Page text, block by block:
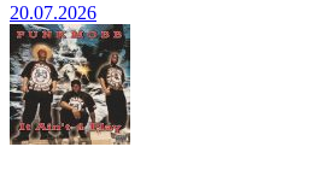
20.07.2026